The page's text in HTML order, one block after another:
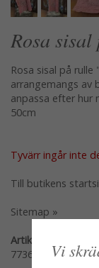
Rosa
Rosa sisal på
arrangemangs av
anpassa efter hur
50cm
Tyvärr ingår inte
Till butikens
Sitemap »
Artikelnummer:
7736-3
Vi